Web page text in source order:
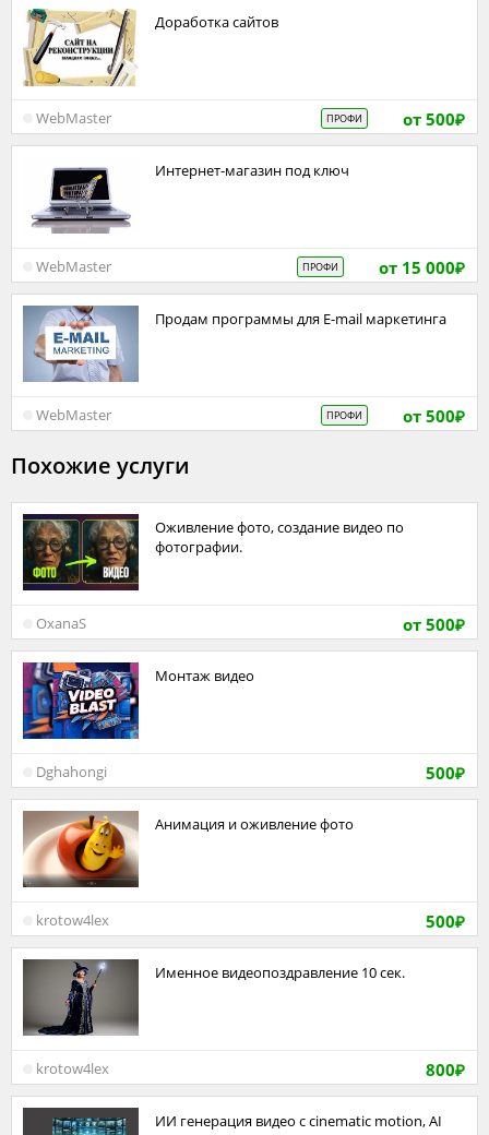
Доработка сайтов
от 500₽
ПРОФИ
WebMaster
Интернет-магазин под ключ
от 15 000₽
ПРОФИ
WebMaster
Продам программы для E-mail маркетинга
от 500₽
ПРОФИ
WebMaster
Похожие услуги
Оживление фото, создание видео по
фотографии.
от 500₽
OxanaS
Монтаж видео
500₽
Dghahongi
Анимация и оживление фото
500₽
krotow4lex
Именное видеопоздравление 10 сек.
800₽
krotow4lex
ИИ генерация видео с cinematic motion, AI